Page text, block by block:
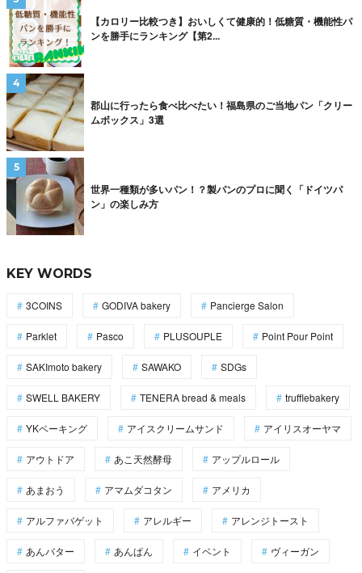
【カロリー比較つき】おいしくて健康的！低糖質・機能性パ
ンを勝手にランキング【第2...
郡山に行ったら食べ比べたい！福島県のご当地パン「クリー
ムボックス」3選
世界一種類が多いパン！？製パンのプロに聞く「ドイツパ
ン」の楽しみ方
KEY WORDS
3COINS GODIVA bakery Pancierge Salon
Parklet Pasco PLUSOUPLE Point Pour Point
SAKImoto bakery SAWAKO SDGs
SWELL BAKERY TENERA bread & meals trufflebakery
YKベーキング アイスクリームサンド アイリスオーヤマ
アウトドア あこ天然酵母 アップルロール
あまおう アマムダコタン アメリカ
アルファバゲット アレルギー アレンジトースト
あんバター あんぱん イベント ヴィーガン